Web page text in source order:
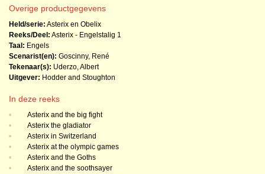
Overige productgegevens
Held/serie: Asterix en Obelix
Reeks/Deel: Asterix - Engelstalig 1
Taal: Engels
Scenarist(en): Goscinny, René
Tekenaar(s): Uderzo, Albert
Uitgever: Hodder and Stoughton
In deze reeks
•
Asterix and the big fight
•
Asterix the gladiator
•
Asterix in Switzerland
•
Asterix at the olympic games
•
Asterix and the Goths
•
Asterix and the soothsayer